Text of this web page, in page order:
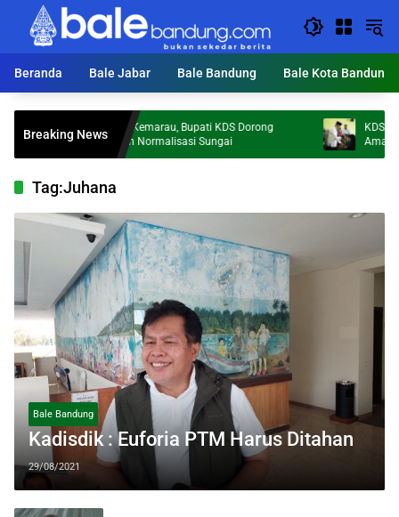
Langsung
konten
Beranda
Bale Jabar Bale Bandung Bale Kota Bandung
Breaking News
Mumpung Kemarau, Bupati KDS Dorong
Percepatan Normalisasi Sungai
KDS Minta Doa
Amanah
Tag:Juhana
Bale Bandung
Kadisdik : Euforia PTM Harus Ditahan
29/08/2021